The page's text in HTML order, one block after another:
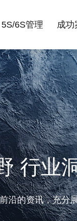
5S/6S管理 成功
行业
沿的资讯，充分